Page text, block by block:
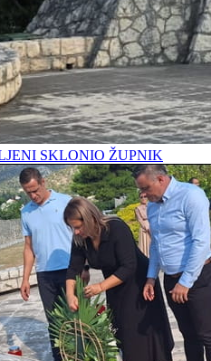
SKLONIO ŽUPNIK